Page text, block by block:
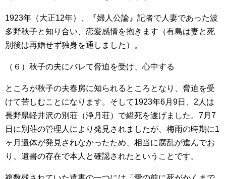
1923年（大正12年）、『婦人公論』記者で人妻であった波
多野秋子と知り合い、恋愛感情を抱きます（有島は妻と死
別後は再婚せず独身を通しました）。
（６）秋子の夫にバレて脅迫を受け、心中する
ところが秋子の夫春房に知られるところとなり、脅迫を受
けて苦しむことになります。そして1923年6月9日、2人は
長野県軽井沢の別荘（浄月荘）で縊死を遂げました。7月7
日に別荘の管理人により発見されましたが、梅雨の時期に1
ヶ月遺体が発見されなかったため、相当に腐乱が進んでお
り、遺書の存在で本人と確認されたということです。